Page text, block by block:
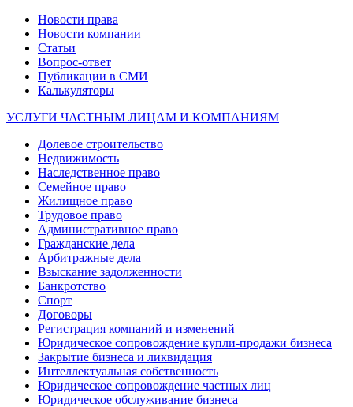
Новости права
Новости компании
Статьи
Вопрос-ответ
Публикации в СМИ
Калькуляторы
УСЛУГИ ЧАСТНЫМ ЛИЦАМ И КОМПАНИЯМ
Долевое строительство
Недвижимость
Наследственное право
Семейное право
Жилищное право
Трудовое право
Административное право
Гражданские дела
Арбитражные дела
Взыскание задолженности
Банкротство
Спорт
Договоры
Регистрация компаний и изменений
Юридическое сопровождение купли-продажи бизнеса
Закрытие бизнеса и ликвидация
Интеллектуальная собственность
Юридическое сопровождение частных лиц
Юридическое обслуживание бизнеса